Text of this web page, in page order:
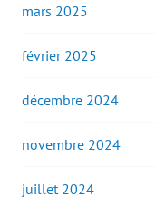
mars 2025
février 2025
décembre 2024
novembre 2024
juillet 2024